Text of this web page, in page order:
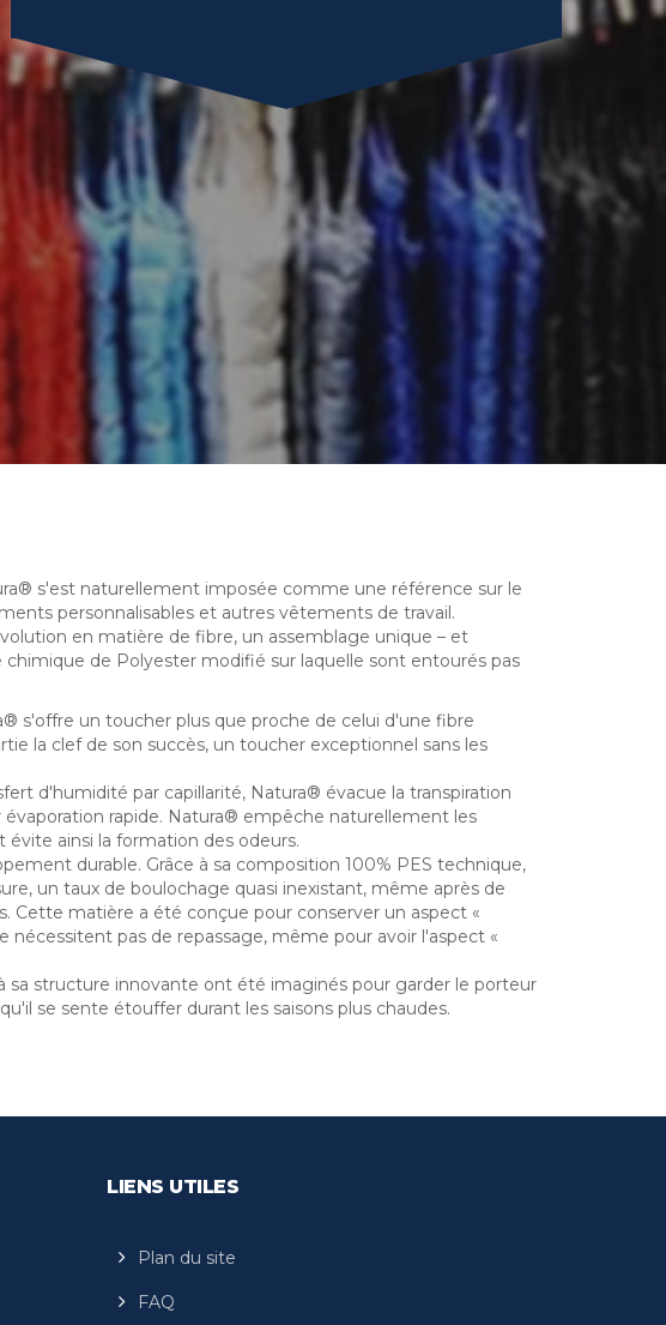
s'est naturellement imposée comme une référence sur le
personnalisables et autres vêtements de travail.
en matière de fibre, un assemblage unique – et
de Polyester modifié sur laquelle sont entourés pas
s'offre un toucher plus que proche de celui d'une fibre
la clef de son succès, un toucher exceptionnel sans les
d'humidité par capillarité, Natura® évacue la transpiration
rapide. Natura® empêche naturellement les
ainsi la formation des odeurs.
durable. Grâce à sa composition 100% PES technique,
un taux de boulochage quasi inexistant, même après de
Cette matière a été conçue pour conserver un aspect «
nécessitent pas de repassage, même pour avoir l'aspect «
sa structure innovante ont été imaginés pour garder le porteur
se sente étouffer durant les saisons plus chaudes.
LIENS UTILES
Plan du site
FAQ